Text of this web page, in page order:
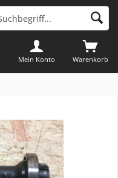
Warenkorb
Mein Konto